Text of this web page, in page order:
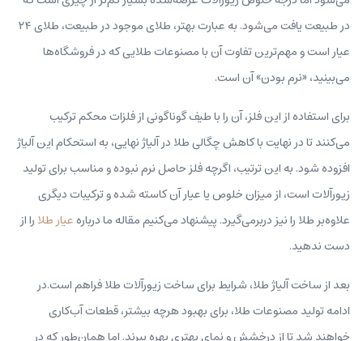
در طبیعت یافت می‌شود. به عبارت بهتر، طلای موجود در طبیعت، طلای ۲۴
عیار است و مهم‌ترین تفاوت آن با مصنوعات طلایی که در فروشگاه‌ها
می‌بینید، «نرم بودن» آن است.
برای استفاده از این فلز، آن را با طیف گوناگونی از فلزات محکم ترکیب
می‌کنند تا در نهایت با کاهش چگالی طلا در آلیاژ نهایی، به استحکام این آلیاژ
افزوده شود. به این ترتیب، اگرچه فلز حاصل نرم نبوده و مناسب برای تولید
زیورآلات است، از میزان خلوص یا عیار آن کاسته شده و ترکیبات دیگری
علاوه‌بر طلا را نیز دربرمی‌گیرد. پیشنهاد می‌کنیم مقاله ما دربارهعیار طلا را از
دست ندهید.
بعد از ساخت آلیاژ طلا، شرایط برای ساخت زیورآلات طلا فراهم است.در
ادامه تولید مصنوعات طلا، برای بهبود هرچه بیشتر، قطعات آب‌کاری
خواهند شد تا از درخشش و نمای بهتری بهره ببرند. اما همان‌طور که در